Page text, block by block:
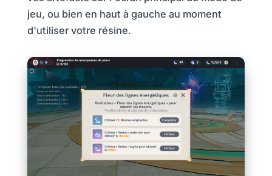
jeu, ou bien en haut à gauche au moment
d'utiliser votre résine.